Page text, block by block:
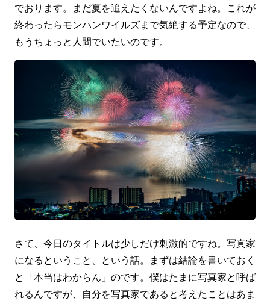
でおります。まだ夏を追えたくないんですよね。これが
終わったらモンハンワイルズまで気絶する予定なので、
もうちょっと人間でいたいのです。
さて、今日のタイトルは少しだけ刺激的ですね。写真家
になるということ、という話。まずは結論を書いておく
と「本当はわからん」のです。僕はたまに写真家と呼ば
れるんですが、自分を写真家であると考えたことはあま